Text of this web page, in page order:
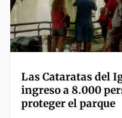
Las Cataratas del
ingreso a 8.000
proteger el parque